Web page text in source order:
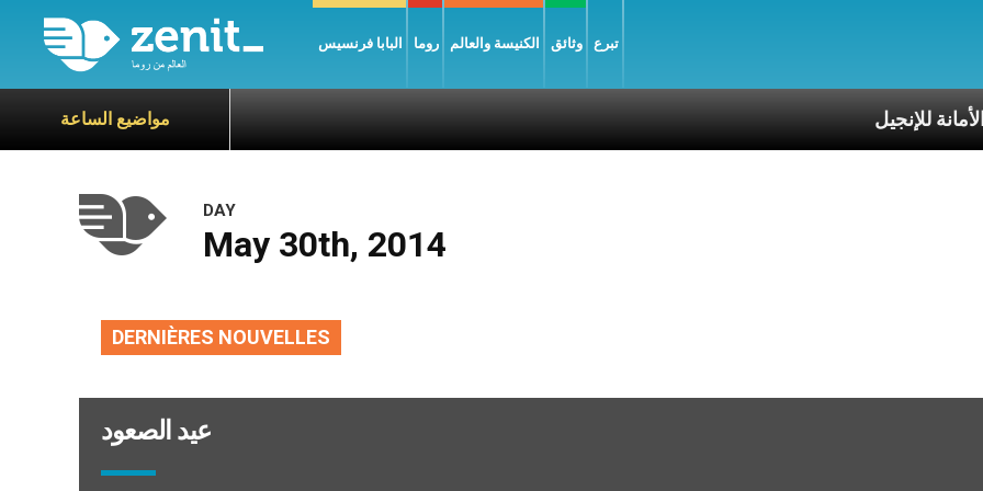
البابا فرنسيس روما الكنيسة والعالم وثائق تبرع
مواضيع الساعة
DAY
May 30th, 2014
DERNIÈRES NOUVELLES
عيد الصعود